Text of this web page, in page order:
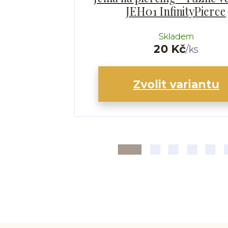
JEH01 InfinityPierce
20 Kč/ks
Skladem
Zvolit variantu